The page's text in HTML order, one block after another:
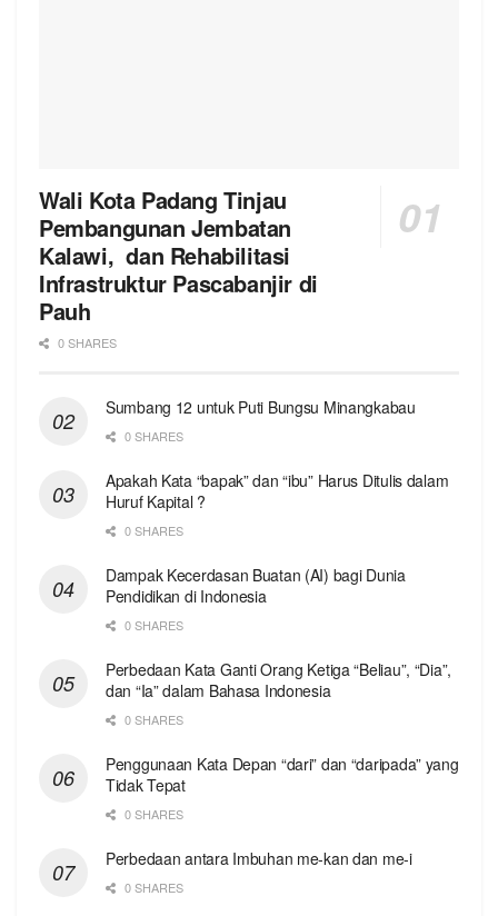
Wali Kota Padang Tinjau
Pembangunan Jembatan
Kalawi, dan Rehabilitasi
Infrastruktur Pascabanjir di
Pauh
0 SHARES
Sumbang 12 untuk Puti Bungsu Minangkabau
0 SHARES
Apakah Kata “bapak” dan “ibu” Harus Ditulis dalam
Huruf Kapital ?
0 SHARES
Dampak Kecerdasan Buatan (AI) bagi Dunia
Pendidikan di Indonesia
0 SHARES
Perbedaan Kata Ganti Orang Ketiga “Beliau”, “Dia”,
dan “Ia” dalam Bahasa Indonesia
0 SHARES
Penggunaan Kata Depan “dari” dan “daripada” yang
Tidak Tepat
0 SHARES
Perbedaan antara Imbuhan me-kan dan me-i
0 SHARES